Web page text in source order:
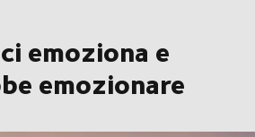
che guidano il movimento
emoziona e
emozionare